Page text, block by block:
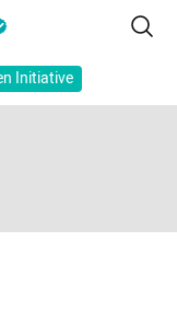
Initiative